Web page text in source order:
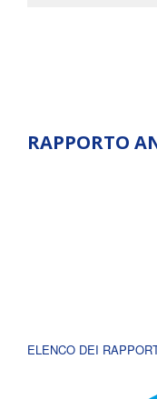
RAPPORTO
ELENCO DEI